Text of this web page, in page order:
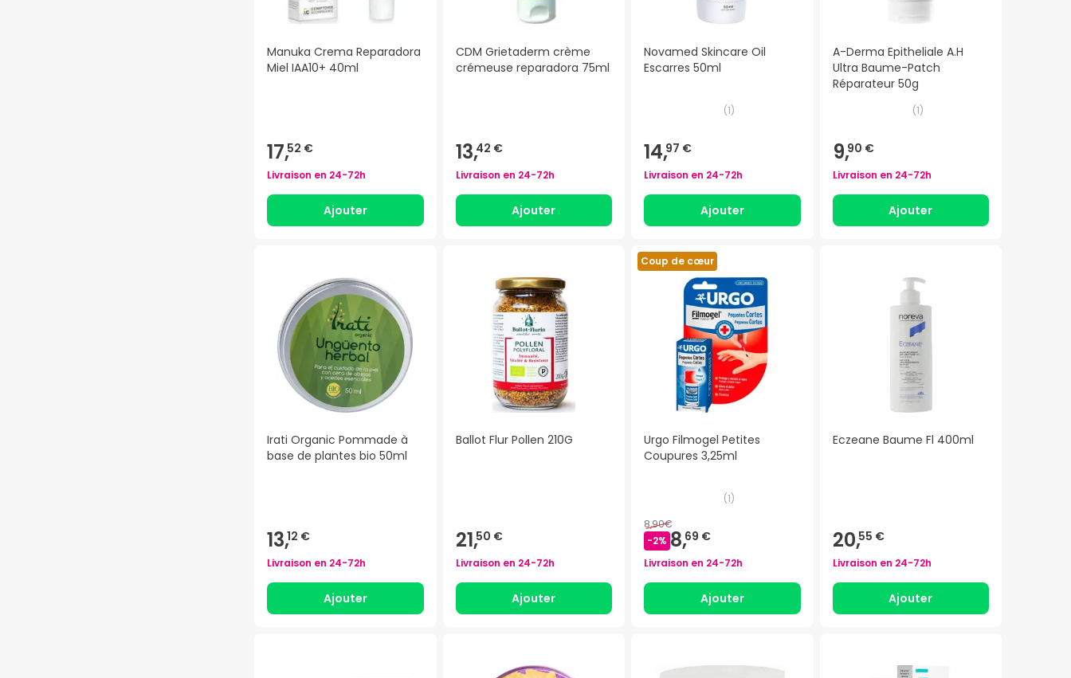
Manuka Crema Reparadora
Miel IAA10+ 40ml
17,52 €
Livraison en 24-72h
Ajouter
CDM Grietaderm crème
crémeuse reparadora 75ml
13,42 €
Livraison en 24-72h
Ajouter
Novamed Skincare Oil
Escarres 50ml
(1)
14,97 €
Livraison en 24-72h
Ajouter
A-Derma Epitheliale A.H
Ultra Baume-Patch
Réparateur 50g
(1)
9,90 €
Livraison en 24-72h
Ajouter
Irati Organic Pommade à
base de plantes bio 50ml
13,12 €
Livraison en 24-72h
Ajouter
Ballot Flur Pollen 210G
21,50 €
Livraison en 24-72h
Ajouter
Coup de cœur
Urgo Filmogel Petites
Coupures 3,25ml
(1)
8,90€
-2% 8,69 €
Livraison en 24-72h
Ajouter
Eczeane Baume Fl 400ml
20,55 €
Livraison en 24-72h
Ajouter